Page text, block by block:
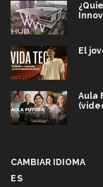
El
Aula
CAMBIAR IDIOMA
ES